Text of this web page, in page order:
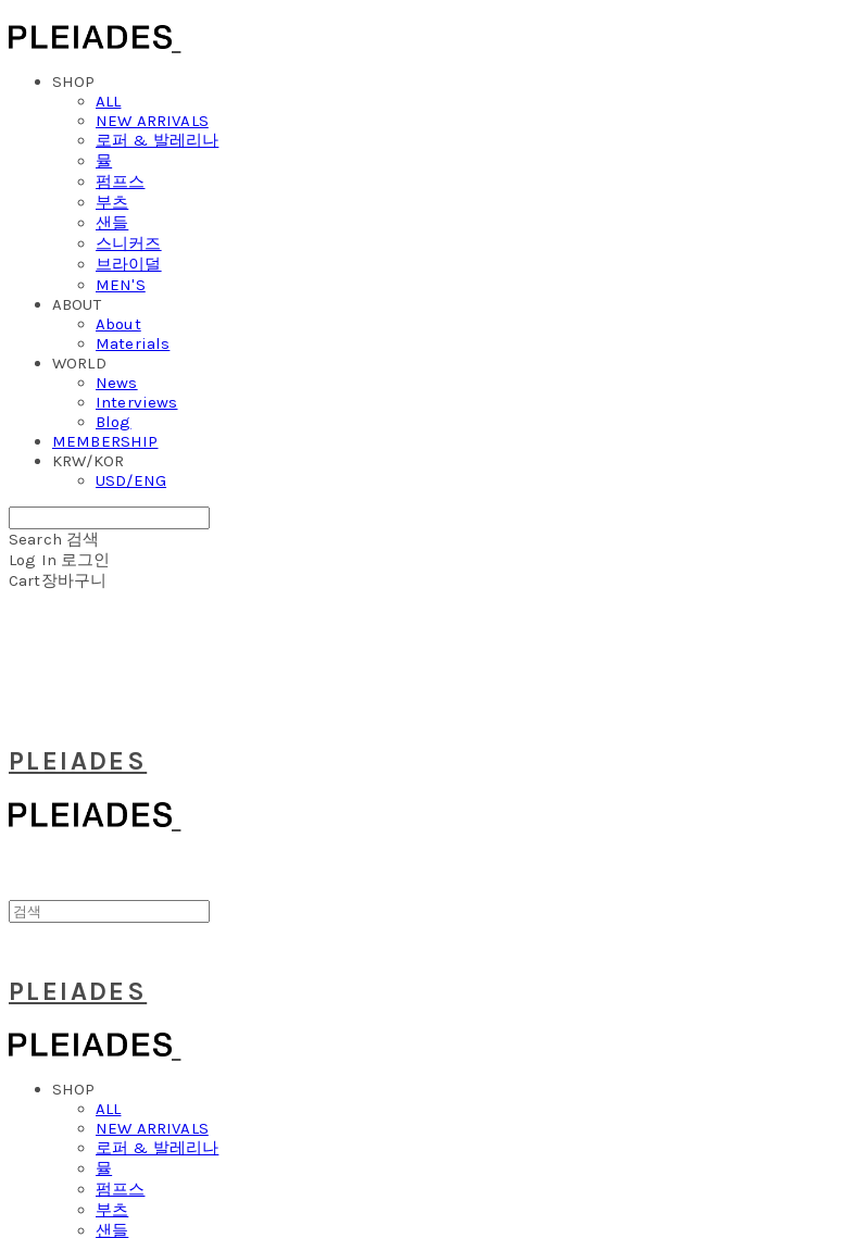
SHOP
ALL
NEW ARRIVALS
로퍼 & 발레리나
뮬
펌프스
부츠
샌들
스니커즈
브라이덜
MEN'S
ABOUT
About
Materials
WORLD
News
Interviews
Blog
MEMBERSHIP
KRW/KOR
USD/ENG
Search 검색
Log In 로그인
Cart장바구니
PLEIADES
PLEIADES
SHOP
ALL
NEW ARRIVALS
로퍼 & 발레리나
뮬
펌프스
부츠
샌들